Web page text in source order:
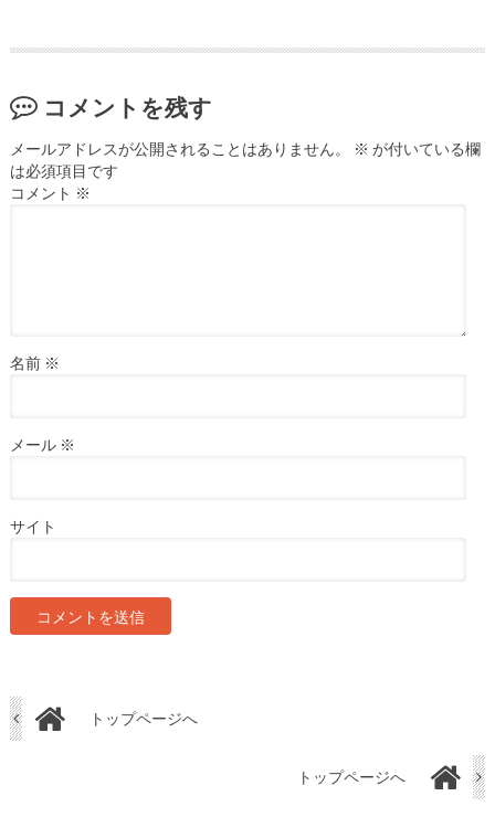
コメントを残す
メールアドレスが公開されることはありません。 ※ が付いている欄
は必須項目です
コメント ※
名前 ※
メール ※
サイト
トップページへ
トップページへ